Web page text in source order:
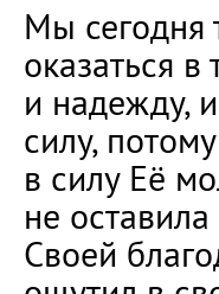
Мы сегодня
оказаться
и надежду,
силу,
в силу Её
не
Своей